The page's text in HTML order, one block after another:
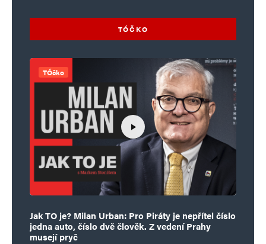
TÓČKO
TÓčko
Jak TO je? Milan Urban: Pro Piráty je nepřítel číslo
jedna auto, číslo dvě člověk. Z vedení Prahy
musejí pryč